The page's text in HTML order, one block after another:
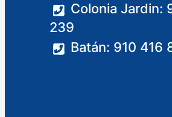
Colonia Jardin:
239
Batán: 910 416